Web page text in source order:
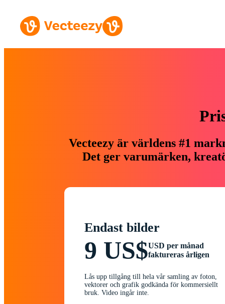
Vecteezy är världens #1
Det ger varumärken,
Endast bilder
9 US$USD per månad
faktureras årligen
Lås upp tillgång till hela vår samling av foton,
vektorer och grafik godkända för kommersiellt
bruk. Video ingår inte.